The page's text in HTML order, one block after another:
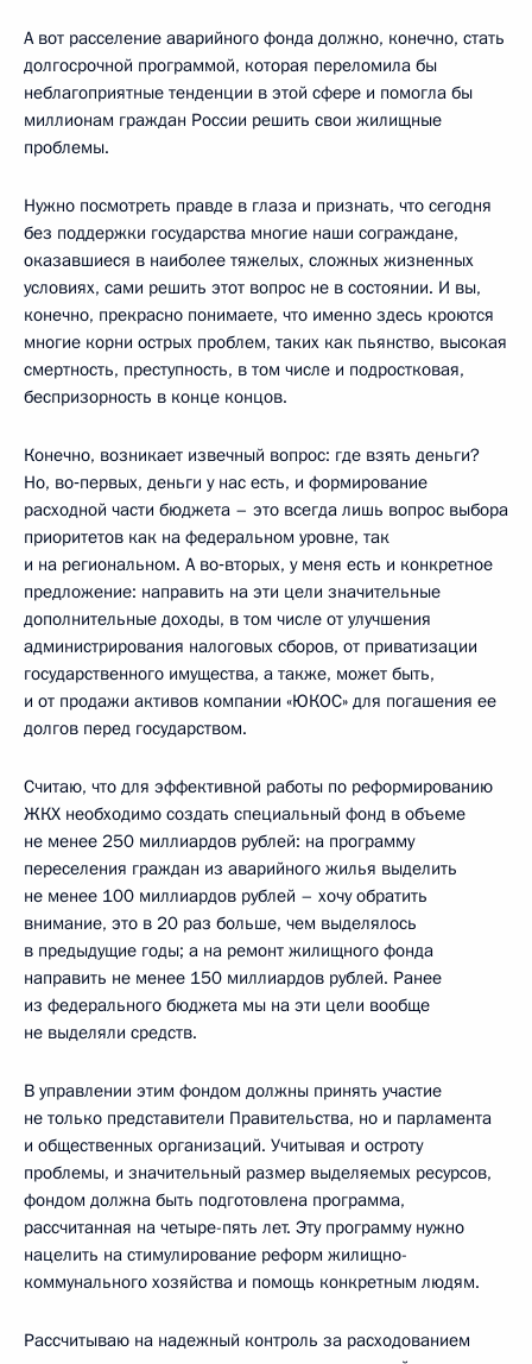
А вот расселение аварийного фонда должно, конечно, стать
долгосрочной программой, которая переломила бы
неблагоприятные тенденции в этой сфере и помогла бы
миллионам граждан России решить свои жилищные
проблемы.
Нужно посмотреть правде в глаза и признать, что сегодня
без поддержки государства многие наши сограждане,
оказавшиеся в наиболее тяжелых, сложных жизненных
условиях, сами решить этот вопрос не в состоянии. И вы,
конечно, прекрасно понимаете, что именно здесь кроются
многие корни острых проблем, таких как пьянство, высокая
смертность, преступность, в том числе и подростковая,
беспризорность в конце концов.
Конечно, возникает извечный вопрос: где взять деньги?
Но, во‑первых, деньги у нас есть, и формирование
расходной части бюджета – это всегда лишь вопрос выбора
приоритетов как на федеральном уровне, так
и на региональном. А во‑вторых, у меня есть и конкретное
предложение: направить на эти цели значительные
дополнительные доходы, в том числе от улучшения
администрирования налоговых сборов, от приватизации
государственного имущества, а также, может быть,
и от продажи активов компании «ЮКОС» для погашения ее
долгов перед государством.
Считаю, что для эффективной работы по реформированию
ЖКХ необходимо создать специальный фонд в объеме
не менее 250 миллиардов рублей: на программу
переселения граждан из аварийного жилья выделить
не менее 100 миллиардов рублей – хочу обратить
внимание, это в 20 раз больше, чем выделялось
в предыдущие годы; а на ремонт жилищного фонда
направить не менее 150 миллиардов рублей. Ранее
из федерального бюджета мы на эти цели вообще
не выделяли средств.
В управлении этим фондом должны принять участие
не только представители Правительства, но и парламента
и общественных организаций. Учитывая и остроту
проблемы, и значительный размер выделяемых ресурсов,
фондом должна быть подготовлена программа,
рассчитанная на четыре-пять лет. Эту программу нужно
нацелить на стимулирование реформ жилищно-
коммунального хозяйства и помощь конкретным людям.
Рассчитываю на надежный контроль за расходованием